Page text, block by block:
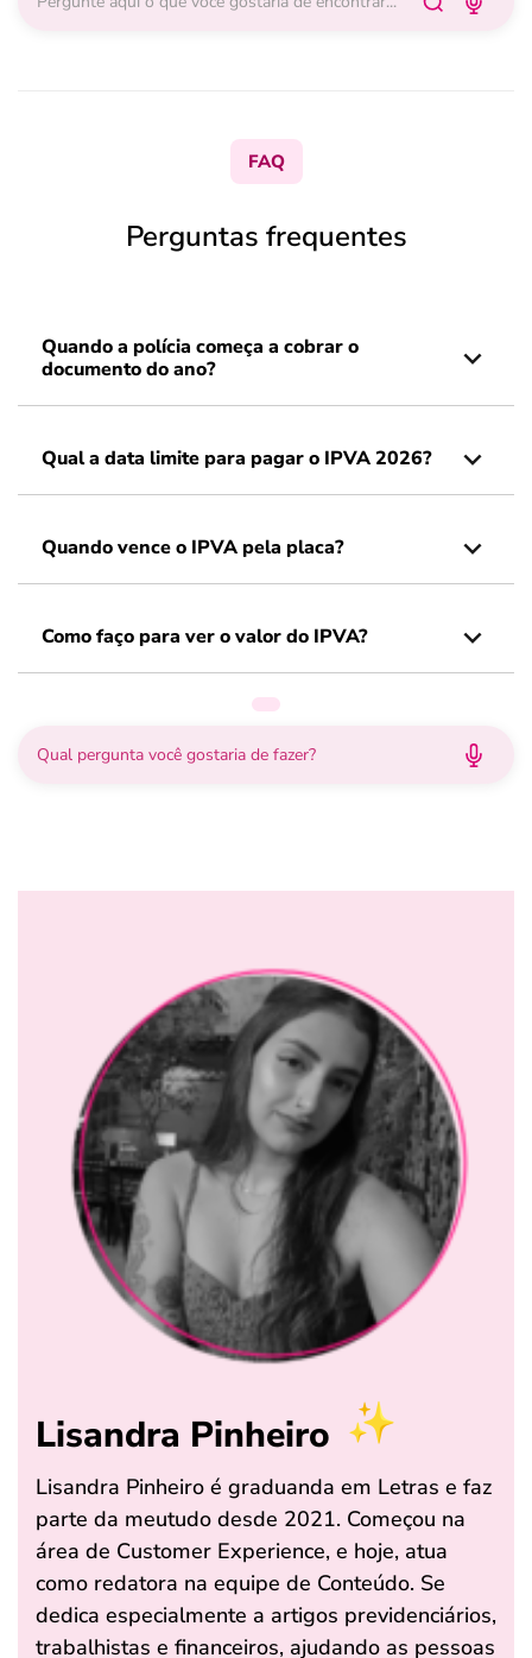
FAQ
Perguntas frequentes
Quando a polícia começa a cobrar o
documento do ano?
Qual a data limite para pagar o IPVA 2026?
Quando vence o IPVA pela placa?
Como faço para ver o valor do IPVA?
Lisandra Pinheiro
Lisandra Pinheiro é graduanda em Letras e faz
parte da meutudo desde 2021. Começou na
área de Customer Experience, e hoje, atua
como redatora na equipe de Conteúdo. Se
dedica especialmente a artigos previdenciários,
trabalhistas e financeiros, ajudando as pessoas